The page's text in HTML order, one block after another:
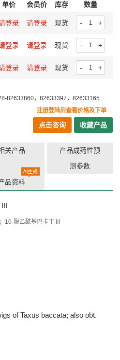
单价 会员价 库存 数量
登录 请登录 现货 - +
登录 请登录 现货 - +
登录 请登录 现货 - +
82633860，82633397，82633165
注册登陆后查看价格及下单
点击咨询 收藏产品
关产品
产品成药性预
测参数
品资料
10-脱乙酰基巴卡丁 III
of Taxus baccata; also obt.